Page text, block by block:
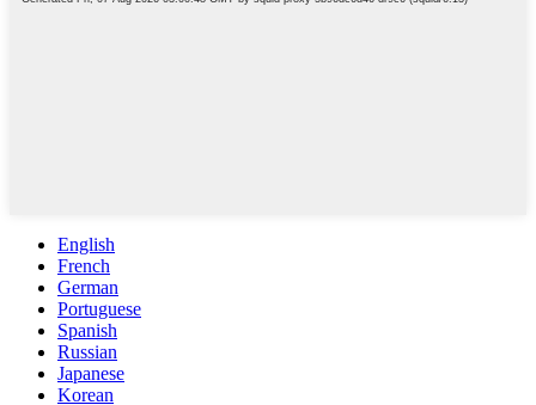
English
French
German
Portuguese
Spanish
Russian
Japanese
Korean